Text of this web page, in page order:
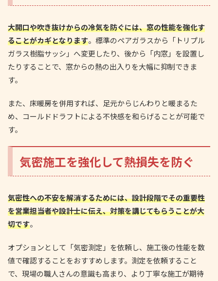
大開口や吹き抜けからの冷気を防ぐには、窓の性能を強化す
ることがカギとなります。標準のペアガラスから「トリプル
ガラス樹脂サッシ」へ変更したり、後から「内窓」を設置し
たりすることで、窓からの熱の出入りを大幅に抑制できま
す。
また、床暖房を併用すれば、足元からじんわりと暖まるた
め、コールドドラフトによる不快感を和らげることが可能で
す。
気密施工を強化して熱損失を防ぐ
気密性への不安を解消するためには、設計段階でその重要性
を営業担当者や設計士に伝え、対策を講じてもらうことが大
切です。
オプションとして「気密測定」を依頼し、施工後の性能を数
値で確認することをおすすめします。測定を依頼すること
で、現場の職人さんの意識も高まり、より丁寧な施工が期待